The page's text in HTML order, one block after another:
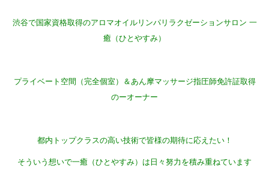
渋谷で国家資格取得のアロマオイルリンパリラクゼーションサロン 一
癒（ひとやすみ）
プライベート空間（完全個室）＆あん摩マッサージ指圧師免許証取得
のーオーナー
都内トップクラスの高い技術で皆様の期待に応えたい！
そういう想いで一癒（ひとやすみ）は日々努力を積み重ねています